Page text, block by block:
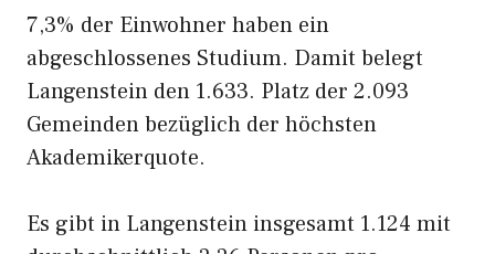
7,3% der Einwohner haben ein
abgeschlossenes Studium. Damit belegt
Langenstein den 1.633. Platz der 2.093
Gemeinden bezüglich der höchsten
Akademikerquote.
Es gibt in Langenstein insgesamt 1.124 mit